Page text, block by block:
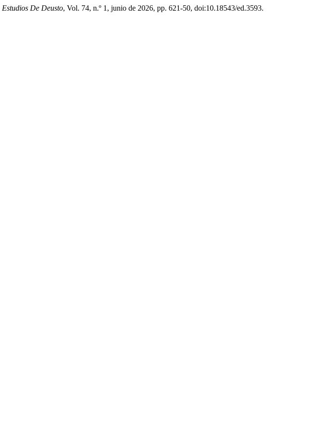
Estudios De Deusto, Vol. 74, n.º 1, junio de 2026, pp. 621-50, doi:10.18543/ed.3593.